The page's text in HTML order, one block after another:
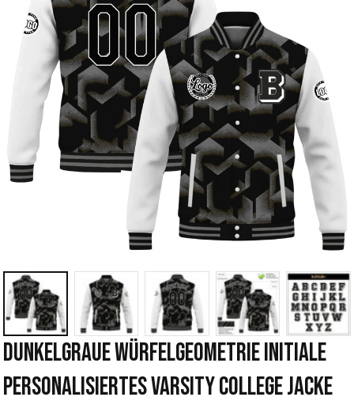
Dunkelgraue Würfelgeometrie Initiale
Personalisiertes Varsity College Jacke